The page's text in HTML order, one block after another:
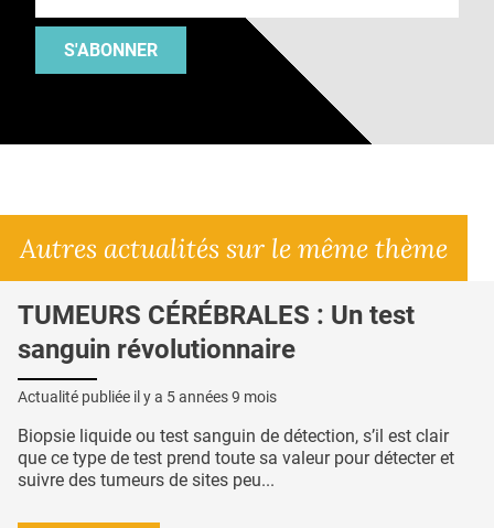
S'ABONNER
Autres actualités sur le même thème
TUMEURS CÉRÉBRALES : Un test
sanguin révolutionnaire
Actualité publiée il y a 5 années 9 mois
Biopsie liquide ou test sanguin de détection, s’il est clair
que ce type de test prend toute sa valeur pour détecter et
suivre des tumeurs de sites peu...